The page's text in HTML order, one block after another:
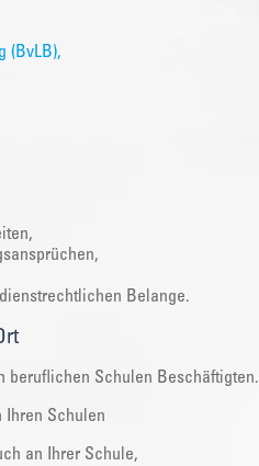
(BvLB),
Belange.
beruflichen Schulen Beschäftigten.
Schulen
an Ihrer Schule,